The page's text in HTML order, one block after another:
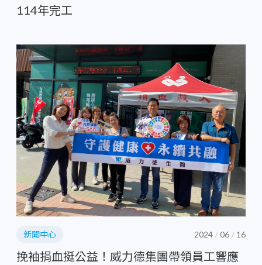
114年完工
新聞中心 2024 / 06 / 16
挽袖捐血挺公益！威力德集團帶領員工響應